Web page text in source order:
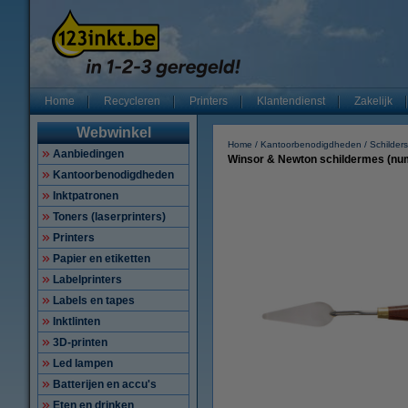
Home Recycleren Printers Klantendienst Zakelijk
Webwinkel
Aanbiedingen
Kantoorbenodigdheden
Inktpatronen
Toners (laserprinters)
Printers
Papier en etiketten
Labelprinters
Labels en tapes
Inktlinten
3D-printen
Led lampen
Batterijen en accu's
Eten en drinken
Home Kantoorbenodigdheden
Winsor & Newton schildermes